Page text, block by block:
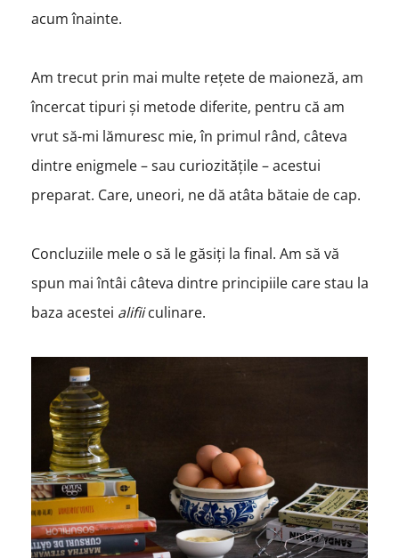
acum înainte.
Am trecut prin mai multe rețete de maioneză, am
încercat tipuri și metode diferite, pentru că am
vrut să-mi lămuresc mie, în primul rând, câteva
dintre enigmele – sau curiozitățile – acestui
preparat. Care, uneori, ne dă atâta bătaie de cap.
Concluziile mele o să le găsiți la final. Am să vă
spun mai întâi câteva dintre principiile care stau la
baza acestei alifiiculinare.